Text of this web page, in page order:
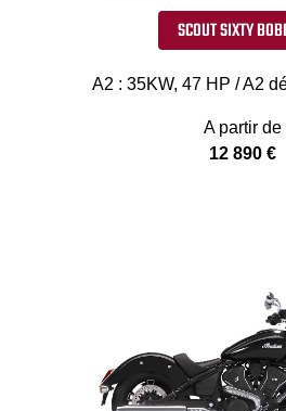
SCOUT SIXTY
A2 : 35KW, 47 HP / A2
A partir de
12 890 €